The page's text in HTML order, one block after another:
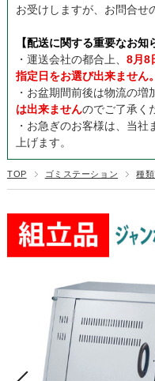
お受けしますが、お問合せ
【配送に関する重要なお知
・運送会社の都合上、 8月8
指定日をお選び出来ません。
・お盆期間前後は物流の増
は出来ませんのでご了承く
・お急ぎのお客様は、当
上げます。
TOP ゴミステーション 種